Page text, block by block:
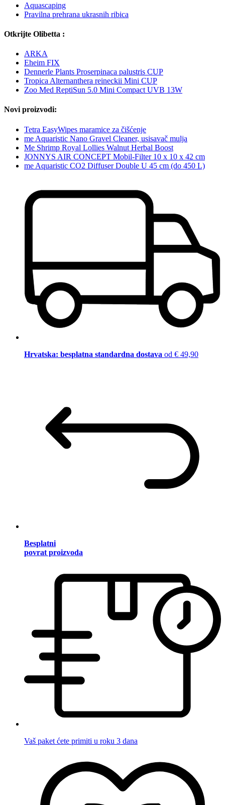
Aquascaping
Pravilna prehrana ukrasnih ribica
Otkrijte Olibetta :
ARKA
Eheim FIX
Dennerle Plants Proserpinaca palustris CUP
Tropica Alternanthera reineckii Mini CUP
Zoo Med ReptiSun 5.0 Mini Compact UVB 13W
Novi proizvodi:
Tetra EasyWipes maramice za čišćenje
me Aquaristic Nano Gravel Cleaner, usisavač mulja
Me Shrimp Royal Lollies Walnut Herbal Boost
JONNYS AIR CONCEPT Mobil-Filter 10 x 10 x 42 cm
me Aquaristic CO2 Diffuser Double U 45 cm (do 450 L)
Hrvatska: besplatna standardna dostava od € 49,90
Besplatni
povrat proizvoda
Vaš paket ćete primiti u roku 3 dana